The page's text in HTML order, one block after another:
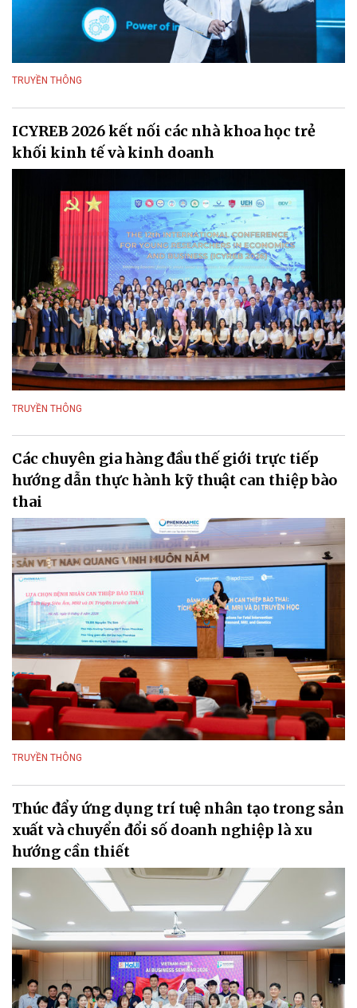
TRUYỀN THÔNG
ICYREB 2026 kết nối các nhà khoa học trẻ
khối kinh tế và kinh doanh
TRUYỀN THÔNG
Các chuyên gia hàng đầu thế giới trực tiếp
hướng dẫn thực hành kỹ thuật can thiệp bào
thai
TRUYỀN THÔNG
Thúc đẩy ứng dụng trí tuệ nhân tạo trong sản
xuất và chuyển đổi số doanh nghiệp là xu
hướng cần thiết